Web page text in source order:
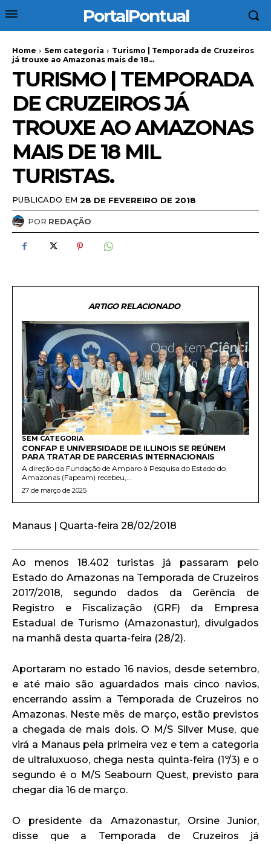
PortalPontual
Home Sem categoria
Turismo | Temporada de Cruzeiros
já trouxe ao Amazonas mais de 18...
TURISMO | TEMPORADA
DE CRUZEIROS JÁ
TROUXE AO AMAZONAS
MAIS DE 18 MIL
TURISTAS.
PUBLICADO EM 28 DE FEVEREIRO DE 2018
POR REDAÇÃO
ARTIGO RELACIONADO
SEM CATEGORIA
CONFAP E UNIVERSIDADE DE ILLINOIS SE REÚNEM
PARA TRATAR DE PARCERIAS INTERNACIONAIS
A direção da Fundação de Amparo à Pesquisa do Estado do
Amazonas (Fapeam) recebeu,...
27 de março de 2025
Manaus | Quarta-feira 28/02/2018
Ao menos 18.402 turistas já passaram pelo
Estado do Amazonas na Temporada de Cruzeiros
2017/2018, segundo dados da Gerência de
Registro e Fiscalização (GRF) da Empresa
Estadual de Turismo (Amazonastur), divulgados
na manhã desta quarta-feira (28/2).
Aportaram no estado 16 navios, desde setembro,
e até maio são aguardados mais cinco navios,
encerrando assim a Temporada de Cruzeiros no
Amazonas. Neste mês de março, estão previstos
a chegada de mais dois. O M/S Silver Muse, que
virá a Manaus pela primeira vez e tem a categoria
de ultraluxuoso, chega nesta quinta-feira (1º/3) e o
segundo é o M/S Seabourn Quest, previsto para
chegar dia 16 de março.
O presidente da Amazonastur, Orsine Junior,
disse que a Temporada de Cruzeiros já